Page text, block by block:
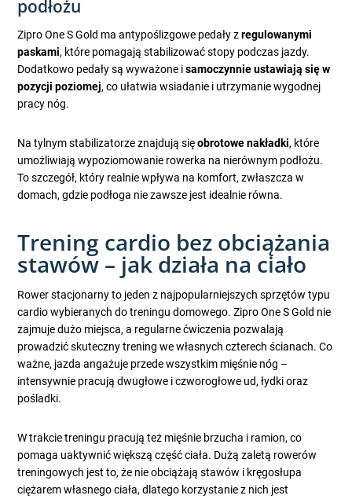
podłożu
Zipro One S Gold ma antypoślizgowe pedały zregulowanymi
paskami, które pomagają stabilizować stopy podczas jazdy.
Dodatkowo pedały są wyważone isamoczynnie ustawiają się w
pozycji poziomej, co ułatwia wsiadanie i utrzymanie wygodnej
pracy nóg.
Na tylnym stabilizatorze znajdują sięobrotowe nakładki, które
umożliwiają wypoziomowanie rowerka na nierównym podłożu.
To szczegół, który realnie wpływa na komfort, zwłaszcza w
domach, gdzie podłoga nie zawsze jest idealnie równa.
Trening cardio bez obciążania
stawów – jak działa na ciało
Rower stacjonarny to jeden z najpopularniejszych sprzętów typu
cardio wybieranych do treningu domowego. Zipro One S Gold nie
zajmuje dużo miejsca, a regularne ćwiczenia pozwalają
prowadzić skuteczny trening we własnych czterech ścianach. Co
ważne, jazda angażuje przede wszystkim mięśnie nóg –
intensywnie pracują dwugłowe i czworogłowe ud, łydki oraz
pośladki.
W trakcie treningu pracują też mięśnie brzucha i ramion, co
pomaga uaktywnić większą część ciała. Dużą zaletą rowerów
treningowych jest to, że nie obciążają stawów i kręgosłupa
ciężarem własnego ciała, dlatego korzystanie z nich jest